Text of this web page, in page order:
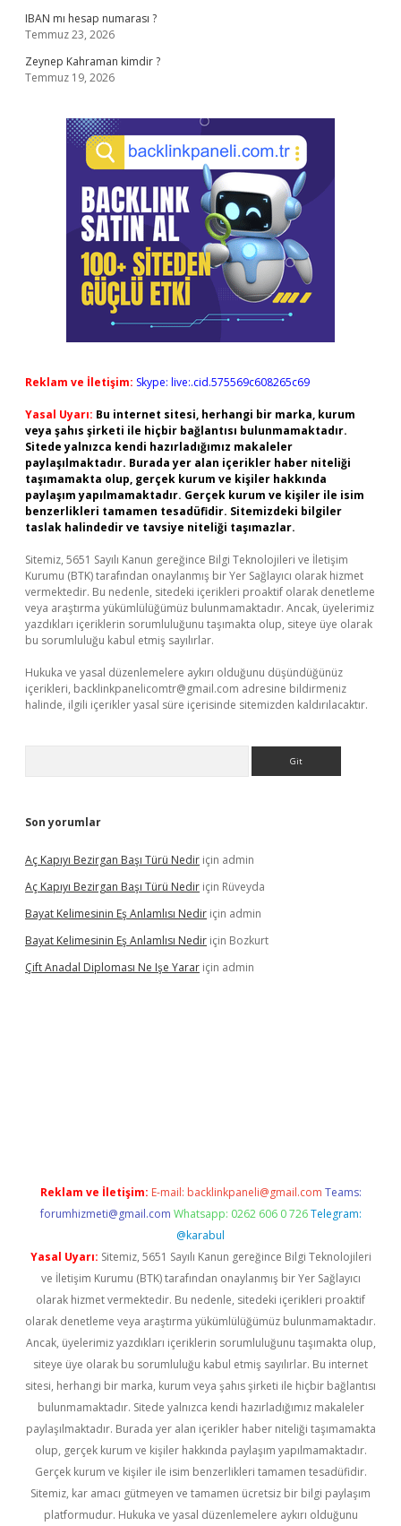
IBAN mı hesap numarası ?
Temmuz 23, 2026
Zeynep Kahraman kimdir ?
Temmuz 19, 2026
Reklam ve İletişim: Skype: live:.cid.575569c608265c69
Yasal Uyarı: Bu internet sitesi, herhangi bir marka, kurum
veya şahıs şirketi ile hiçbir bağlantısı bulunmamaktadır.
Sitede yalnızca kendi hazırladığımız makaleler
paylaşılmaktadır. Burada yer alan içerikler haber niteliği
taşımamakta olup, gerçek kurum ve kişiler hakkında
paylaşım yapılmamaktadır. Gerçek kurum ve kişiler ile isim
benzerlikleri tamamen tesadüfidir. Sitemizdeki bilgiler
taslak halindedir ve tavsiye niteliği taşımazlar.
Sitemiz, 5651 Sayılı Kanun gereğince Bilgi Teknolojileri ve İletişim
Kurumu (BTK) tarafından onaylanmış bir Yer Sağlayıcı olarak hizmet
vermektedir. Bu nedenle, sitedeki içerikleri proaktif olarak denetleme
veya araştırma yükümlülüğümüz bulunmamaktadır. Ancak, üyelerimiz
yazdıkları içeriklerin sorumluluğunu taşımakta olup, siteye üye olarak
bu sorumluluğu kabul etmiş sayılırlar.
Hukuka ve yasal düzenlemelere aykırı olduğunu düşündüğünüz
içerikleri, backlinkpanelicomtr@gmail.com adresine bildirmeniz
halinde, ilgili içerikler yasal süre içerisinde sitemizden kaldırılacaktır.
Son yorumlar
Aç Kapıyı Bezirgan Başı Türü Nedir için admin
Aç Kapıyı Bezirgan Başı Türü Nedir için Rüveyda
Bayat Kelimesinin Eş Anlamlısı Nedir için admin
Bayat Kelimesinin Eş Anlamlısı Nedir için Bozkurt
Çift Anadal Diploması Ne Işe Yarar için admin
Reklam ve İletişim: E-mail: backlinkpaneli@gmail.com Teams:
forumhizmeti@gmail.com Whatsapp: 0262 606 0 726 Telegram:
@karabul
Yasal Uyarı: Sitemiz, 5651 Sayılı Kanun gereğince Bilgi Teknolojileri
ve İletişim Kurumu (BTK) tarafından onaylanmış bir Yer Sağlayıcı
olarak hizmet vermektedir. Bu nedenle, sitedeki içerikleri proaktif
olarak denetleme veya araştırma yükümlülüğümüz bulunmamaktadır.
Ancak, üyelerimiz yazdıkları içeriklerin sorumluluğunu taşımakta olup,
siteye üye olarak bu sorumluluğu kabul etmiş sayılırlar. Bu internet
sitesi, herhangi bir marka, kurum veya şahıs şirketi ile hiçbir bağlantısı
bulunmamaktadır. Sitede yalnızca kendi hazırladığımız makaleler
paylaşılmaktadır. Burada yer alan içerikler haber niteliği taşımamakta
olup, gerçek kurum ve kişiler hakkında paylaşım yapılmamaktadır.
Gerçek kurum ve kişiler ile isim benzerlikleri tamamen tesadüfidir.
Sitemiz, kar amacı gütmeyen ve tamamen ücretsiz bir bilgi paylaşım
platformudur. Hukuka ve yasal düzenlemelere aykırı olduğunu